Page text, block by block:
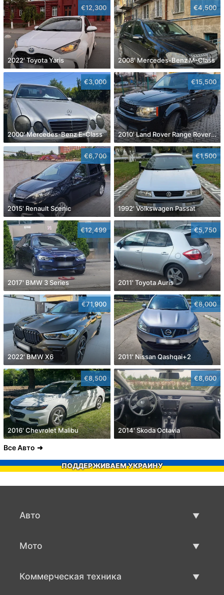
€12,300
2022' Toyota Yaris
€4,500
2008' Mercedes-Benz M-Class
€3,000
2000' Mercedes-Benz E-Class
€15,500
2010' Land Rover Range Rover Sport
€6,700
2015' Renault Scenic
€1,500
1992' Volkswagen Passat
€12,499
2017' BMW 3 Series
€5,750
2011' Toyota Auris
€71,900
2022' BMW X6
€8,000
2011' Nissan Qashqai+2
€8,500
2016' Chevrolet Malibu
€8,600
2014' Skoda Octavia
Все Авто
ПОДДЕРЖИВАЕМ УКРАИНУ
Авто
Мото
Коммерческая техника